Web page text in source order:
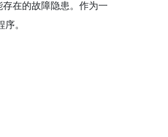
在的故障隐患。作为一
。